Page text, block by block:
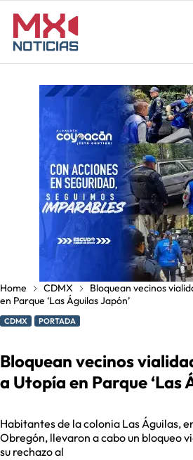
Home CDMX
Bloquean vecinos
en Parque ‘Las Águilas Japón’
CDMX PORTADA
Bloquean vecinos
a Utopía en Parque ‘Las
Habitantes de la colonia Las Águilas,
Obregón, llevaron a cabo un bloqueo
su rechazo al